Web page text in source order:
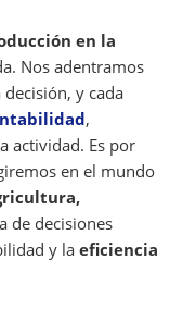
en la
Nos adentramos
y cada
,
actividad. Es por
en el mundo
de decisiones
y la eficiencia